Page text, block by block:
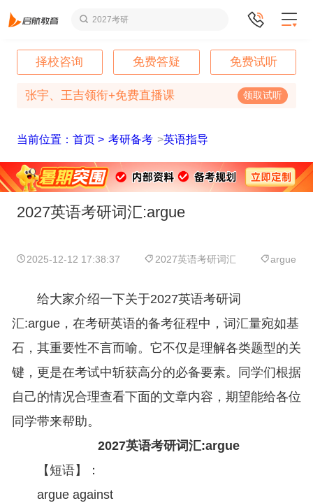
2027考研
择校咨询 免费答疑 免费试听
张宇、王吉领衔+免费直播课 领取试听
当前位置：首页 > 考研备考 >英语指导
2027英语考研词汇:argue
2025-12-12 17:38:37 2027英语考研词汇 argue
给大家介绍一下关于2027英语考研词
汇:argue，在考研英语的备考征程中，词汇量宛如基
石，其重要性不言而喻。它不仅是理解各类题型的关
键，更是在考试中斩获高分的必备要素。同学们根据
自己的情况合理查看下面的文章内容，期望能给各位
同学带来帮助。
2027英语考研词汇:argue
【短语】：
argue against